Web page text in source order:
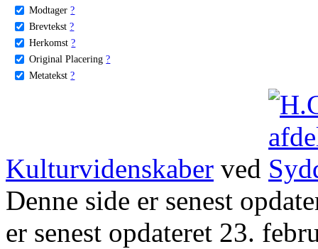
Modtager ?
Brevtekst ?
Herkomst ?
Original Placering ?
Metatekst ?
Kulturvidenskaber ved
Denne side er senest
er senest opdateret 23.